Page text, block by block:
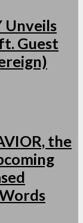
Unveils
Guest
the